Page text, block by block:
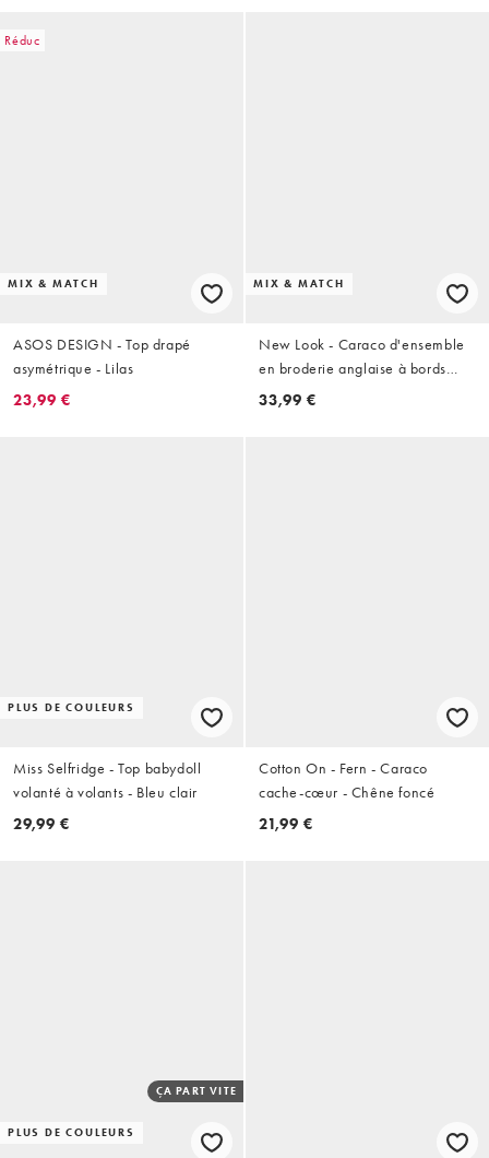
Réduc
MIX & MATCH
ASOS DESIGN - Top drapé
asymétrique - Lilas
23,99 €
MIX & MATCH
New Look - Caraco d'ensemble
en broderie anglaise à bords
festonnés - Marron
33,99 €
PLUS DE COULEURS
Miss Selfridge - Top babydoll
volanté à volants - Bleu clair
29,99 €
Cotton On - Fern - Caraco
cache-cœur - Chêne foncé
21,99 €
PLUS DE COULEURS
ÇA PART VITE